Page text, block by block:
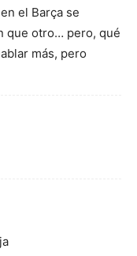
el Barça se
que otro… pero, qué
más, pero